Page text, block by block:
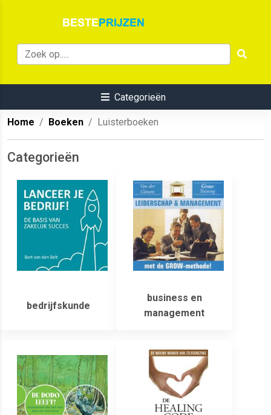
Categorieën
Home Boeken Luisterboeken
Categorieën
bedrijfskunde
business en
management